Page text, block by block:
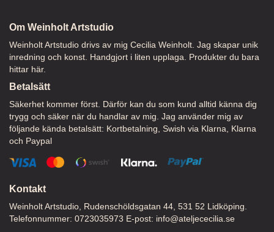
Om Weinholt Artstudio
Weinholt Artstudio drivs av mig Cecilia Weinholt. Jag skapar unik
inredning och konst. Handgjort i liten upplaga. Produkter du bara
hittar här.
Betalsätt
Säkerhet kommer först. Därför kan du som kund alltid känna dig
trygg och säker när du handlar av mig. Jag använder mig av
följande kända betalsätt: Kortbetalning, Swish via Klarna, Klarna
och Paypal
Kontakt
Weinholt Artstudio, Rudenschöldsgatan 44, 531 52 Lidköping.
Telefonnummer: 0723035973 E-post: info@ateljececilia.se